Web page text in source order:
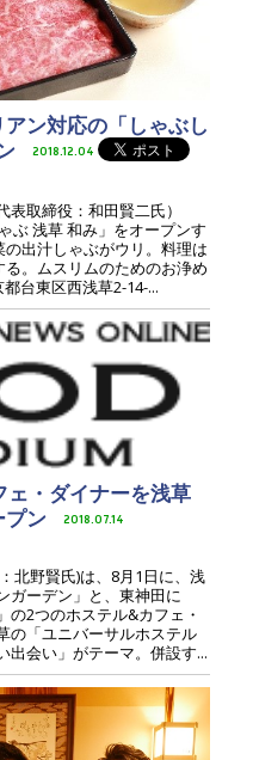
ン対応の「しゃぶし
2018.12.04
取締役：和田賢二氏）
ぶ 浅草 和み」をオープンす
出汁しゃぶがウリ。料理は
。ムスリムのためのお浄め
台東区西浅草2-14-...
・ダイナーを浅草
プン
2018.07.14
北野賢氏)は、8月1日に、浅
ガーデン」と、東神田に
の2つのホステル&カフェ・
の「ユニバーサルホステル
出会い」がテーマ。併設す...